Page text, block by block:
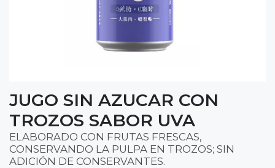
JUGO SIN AZUCAR CON
TROZOS SABOR UVA
ELABORADO CON FRUTAS FRESCAS,
CONSERVANDO LA PULPA EN TROZOS; SIN
ADICIÓN DE CONSERVANTES.